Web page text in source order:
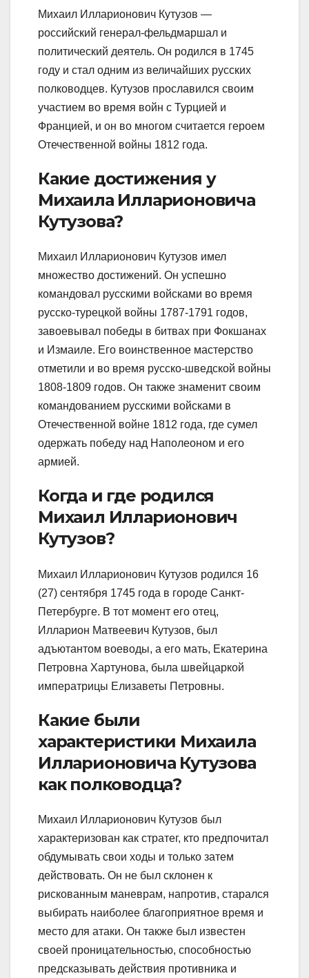
Михаил Илларионович Кутузов —
российский генерал-фельдмаршал и
политический деятель. Он родился в 1745
году и стал одним из величайших русских
полководцев. Кутузов прославился своим
участием во время войн с Турцией и
Францией, и он во многом считается героем
Отечественной войны 1812 года.
Какие достижения у
Михаила Илларионовича
Кутузова?
Михаил Илларионович Кутузов имел
множество достижений. Он успешно
командовал русскими войсками во время
русско-турецкой войны 1787-1791 годов,
завоевывал победы в битвах при Фокшанах
и Измаиле. Его воинственное мастерство
отметили и во время русско-шведской войны
1808-1809 годов. Он также знаменит своим
командованием русскими войсками в
Отечественной войне 1812 года, где сумел
одержать победу над Наполеоном и его
армией.
Когда и где родился
Михаил Илларионович
Кутузов?
Михаил Илларионович Кутузов родился 16
(27) сентября 1745 года в городе Санкт-
Петербурге. В тот момент его отец,
Илларион Матвеевич Кутузов, был
адъютантом воеводы, а его мать, Екатерина
Петровна Хартунова, была швейцаркой
императрицы Елизаветы Петровны.
Какие были
характеристики Михаила
Илларионовича Кутузова
как полководца?
Михаил Илларионович Кутузов был
характеризован как стратег, кто предпочитал
обдумывать свои ходы и только затем
действовать. Он не был склонен к
рискованным маневрам, напротив, старался
выбирать наиболее благоприятное время и
место для атаки. Он также был известен
своей проницательностью, способностью
предсказывать действия противника и